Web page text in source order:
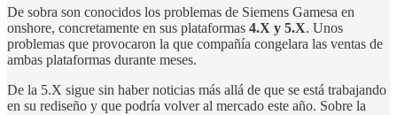
De sobra son conocidos los problemas de Siemens Gamesa en
onshore, concretamente en sus plataformas 4.X y 5.X. Unos
problemas que provocaron la que compañía congelara las ventas de
ambas plataformas durante meses.
De la 5.X sigue sin haber noticias más allá de que se está trabajando
en su rediseño y que podría volver al mercado este año. Sobre la